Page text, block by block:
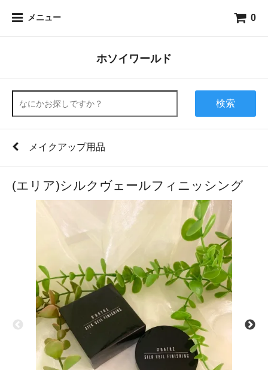
メニュー 0
ホソイワールド
検索
メイクアップ用品
(エリア)シルクヴェールフィニッシング